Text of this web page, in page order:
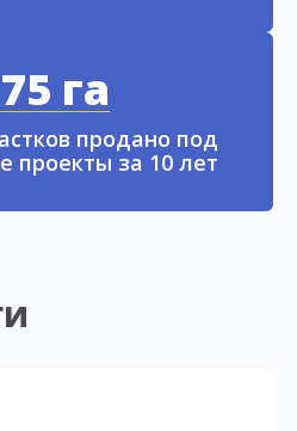
га
продано под
проекты за 10 лет